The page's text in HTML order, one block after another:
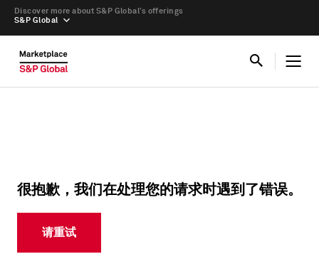
S&P Global
Discover more about S&P Global’s offerings
很抱歉，我们在处理您的请求时遇到了错误。
请重试